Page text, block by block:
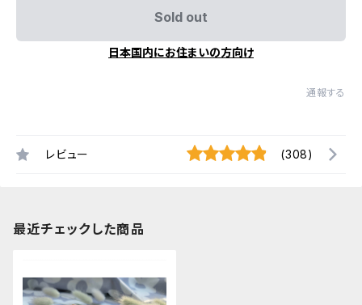
Sold out
日本国内にお住まいの方向け
通報する
レビュー (308)
最近チェックした商品